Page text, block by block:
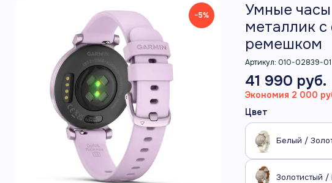
−5%
Умные
металлик
ремешком
Артикул: 010-02839-01
41 990 руб.
Экономия 2 000
Цвет
Белый /